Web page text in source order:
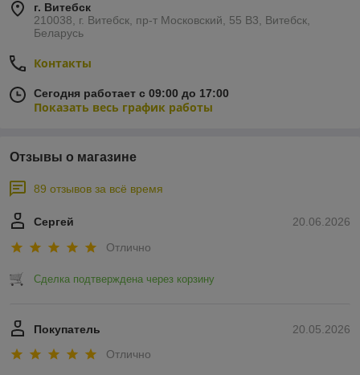
г. Витебск
210038, г. Витебск, пр-т Московский, 55 B3, Витебск,
Беларусь
Контакты
Сегодня работает с 09:00 до 17:00
Показать весь график работы
Отзывы о магазине
89 отзывов за всё время
20.06.2026
Сергей
Отлично
Сделка подтверждена через корзину
20.05.2026
Покупатель
Отлично